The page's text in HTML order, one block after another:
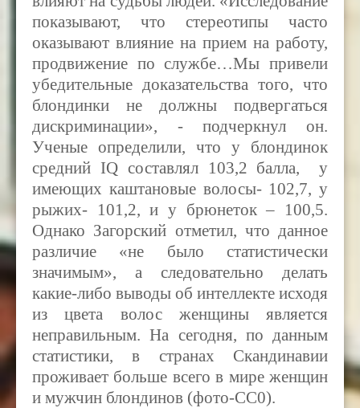
показывают, что стереотипы часто
оказывают влияние на прием на работу,
продвижение по службе…Мы привели
убедительные доказательства того, что
блондинки не должны подвергаться
дискриминации», - подчеркнул он.
Ученые определили, что у блондинок
средний IQ составлял 103,2 балла, у
имеющих каштановые волосы- 102,7, у
рыжих- 101,2, и у брюнеток – 100,5.
Однако Загорский отметил, что данное
различие «не было статистически
значимым», а следовательно делать
какие-либо выводы об интеллекте исходя
из цвета волос женщины является
неправильным. На сегодня, по данным
статистики, в странах Скандинавии
проживает больше всего в мире женщин
и мужчин блондинов (фото-CC0).